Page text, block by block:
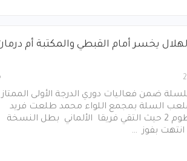
يخسر أمام القبطي والمكتبة أم
ضمن فعاليات دوري الدرجة الأولى الممتاز
السلة بمجمع اللواء محمد طلعت فريد
للألعاب الرياضية بالخرطوم 2 حيث التقي فريقا الألماني بطل النسخة
انتهت بفوز …